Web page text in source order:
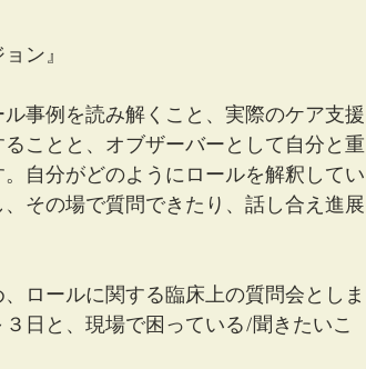
ン』
事例を読み解くこと、実際のケア支援
ことと、オブザーバーとして自分と重
自分がどのようにロールを解釈してい
その場で質問できたり、話し合え進展
ロールに関する臨床上の質問会としま
日と、現場で困っている/聞きたいこ